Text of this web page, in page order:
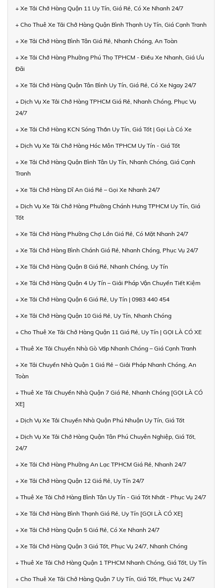
+ Xe Tải Chở Hàng Quận 11 Uy Tín, Giá Rẻ, Có Xe Nhanh 24/7
+ Cho Thuê Xe Tải Chở Hàng Quận Bình Thạnh Uy Tín, Giá Cạnh Tranh
+ Xe Tải Chở Hàng Bình Tân Giá Rẻ, Nhanh Chóng, An Toàn
+ Xe Tải Chở Hàng Phường Phú Thọ TPHCM - Điều Xe Nhanh, Giá Ưu
Đãi
+ Xe Tải Chở Hàng Quận Tân Bình Uy Tín, Giá Rẻ, Có Xe Ngay 24/7
+ Dịch Vụ Xe Tải Chở Hàng TPHCM Giá Rẻ, Nhanh Chóng, Phục Vụ
24/7
+ Xe Tải Chở Hàng KCN Sóng Thần Uy Tín, Giá Tốt | Gọi Là Có Xe
+ Dịch Vụ Xe Tải Chở Hàng Hóc Môn TPHCM Uy Tín - Giá Tốt
+ Xe Tải Chở Hàng Quận Bình Tân Uy Tín, Nhanh Chóng, Giá Cạnh
Tranh
+ Xe Tải Chở Hàng Dĩ An Giá Rẻ – Gọi Xe Nhanh 24/7
+ Dịch Vụ Xe Tải Chở Hàng Phường Chánh Hưng TPHCM Uy Tín, Giá
Tốt
+ Xe Tải Chở Hàng Phường Chợ Lớn Giá Rẻ, Có Mặt Nhanh 24/7
+ Xe Tải Chở Hàng Bình Chánh Giá Rẻ, Nhanh Chóng, Phục Vụ 24/7
+ Xe Tải Chở Hàng Quận 8 Giá Rẻ, Nhanh Chóng, Uy Tín
+ Xe Tải Chở Hàng Quận 4 Uy Tín – Giải Pháp Vận Chuyển Tiết Kiệm
+ Xe Tải Chở Hàng Quận 6 Giá Rẻ, Uy Tín | 0983 440 454
+ Xe Tải Chở Hàng Quận 10 Giá Rẻ, Uy Tín, Nhanh Chóng
+ Cho Thuê Xe Tải Chở Hàng Quận 11 Giá Rẻ, Uy Tín | GỌI LÀ CÓ XE
+ Thuê Xe Tải Chuyển Nhà Gò Vấp Nhanh Chóng – Giá Cạnh Tranh
+ Xe Tải Chuyển Nhà Quận 1 Giá Rẻ – Giải Pháp Nhanh Chóng, An
Toàn
+ Thuê Xe Tải Chuyển Nhà Quận 7 Giá Rẻ, Nhanh Chóng [GỌI LÀ CÓ
XE]
+ Dịch Vụ Xe Tải Chuyển Nhà Quận Phú Nhuận Uy Tín, Giá Tốt
+ Dịch Vụ Xe Tải Chở Hàng Quận Tân Phú Chuyên Nghiệp, Giá Tốt,
24/7
+ Xe Tải Chở Hàng Phường An Lạc TPHCM Giá Rẻ, Nhanh 24/7
+ Xe Tải Chở Hàng Quận 12 Giá Rẻ, Uy Tín 24/7
+ Thuê Xe Tải Chở Hàng Bình Tân Uy Tín - Giá Tốt Nhất - Phục Vụ 24/7
+ Xe Tải Chở Hàng Bình Thạnh Giá Rẻ, Uy Tín [GỌI LÀ CÓ XE]
+ Xe Tải Chở Hàng Quận 5 Giá Rẻ, Có Xe Nhanh 24/7
+ Xe Tải Chở Hàng Quận 3 Giá Tốt, Phục Vụ 24/7, Nhanh Chóng
+ Thuê Xe Tải Chở Hàng Quận 1 TPHCM Nhanh Chóng, Giá Tốt, Uy Tín
+ Cho Thuê Xe Tải Chở Hàng Quận 7 Uy Tín, Giá Tốt, Phục Vụ 24/7